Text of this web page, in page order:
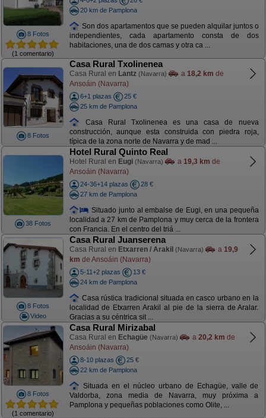
8 Fotos
(1 comentario)
20 km de Pamplona
Son dos apartamentos que se pueden alquilar juntos o
independientes, cada apartamento consta de dos
habitaciones, una de dos camas y otra ca ...
8 Fotos
Casa Rural Txolinenea
Casa Rural en Lantz (Navarra) a 18,2 km de
Ansoáin (Navarra)
6+1 plazas
25 €
25 km de Pamplona
Casa Rural Txolinenea es una casa de nueva
construcción, aunque esta construida con piedra roja,
típica de la zona norte de Navarra y de mad ...
38 Fotos
Hotel Rural Quinto Real
Hotel Rural en Eugi (Navarra) a 19,3 km de
Ansoáin (Navarra)
24-36+14 plazas
28 €
27 km de Pamplona
Situado junto al embalse de Eugi, en una pequeña
localidad a 27 km de Pamplona y muy cerca de la frontera
con Francia. En el centro del triá ...
8 Fotos
Video
Casa Rural Juanserena
Casa Rural en Etxarren / Arakil (Navarra) a 19,9
km de Ansoáin (Navarra)
5-11+2 plazas
13 €
24 km de Pamplona
Casa rústica tradicional situada en casco urbano en la
localidad de Etxarren Arakil al pie de la sierra de Aralar.
Gracias a su céntrica sit ...
8 Fotos
(1 comentario)
Casa Rural Mirizabal
Casa Rural en Echagüe (Navarra) a 20,2 km de
Ansoáin (Navarra)
8-10 plazas
25 €
22 km de Pamplona
Situada en el núcleo urbano de Echagüe, valle de
Valdorba, zona media de Navarra, muy próxima a
Pamplona y pequeñas poblaciones como Olite, ...